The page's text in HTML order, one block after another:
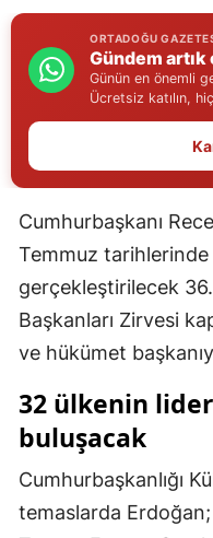
ORTADOĞU
Gündem
Günün en önemli
Ücretsiz katılın,
Cumhurbaşkanı
Temmuz
gerçekleştirilecek
Başkanları Zirvesi
ve hükümet
32 ülkenin
buluşacak
Cumhurbaşkanlığı
temaslarda Erdoğan;